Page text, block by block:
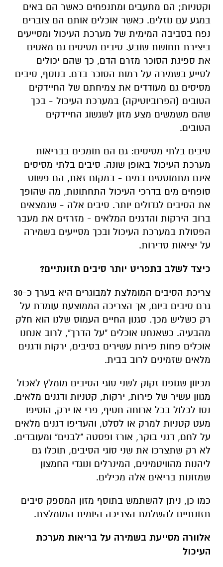
וקטניות; הם מתעבים ומתנפחים כאשר הם באים
במגע עם נוזלים. כאשר אוכלים אותם הם צוברים
נפח בסביבה המימית של מערכת העיכול ומסייעים
ביצירת תחושת שובע. סיבים מסיסים גם מאטים
את ספיגת הסוכר מזרם הדם, כך שהם יכולים
לסייע בשמירה על רמות הסוכר בדם. בנוסף, סיבים
מסיסים גם מעודדים את צמיחתם של החיידקים
הטובים (הפרוביוטיקה) במערכת העיכול - בכך
שהם משמשים מצע מזון לשגשוג החיידקים
הטובים.
סיבים בלתי מסיסים: גם הם תומכים בבריאות
מערכת העיכול באופן שונה. סיבים בלתי מסיסים
אינם מתמוססים במים - במקום זאת, הם פשוט
סופחים מים בדרכי העיכול התחתונות, מה שהופך
את הסיבים לגדולים יותר. סיבים אלה - שנמצאים
ברוב הירקות והדגנים המלאים - מזרזים את מעבר
הפסולת במערכת העיכול ובכך מסייעים בשמירה
על יציאות סדירות.
כיצד לשלב בתפריט יותר סיבים תזונתיים?
צריכת הסיבים המומלצת למבוגרים היא בערך כ-30
גרם סיבים ביום, אך הצריכה הממוצעת עומדת על
רק כשליש מכך. סגנון החיים העמוס שלנו הוא חלק
מהבעיה. כשאנחנו אוכלים "על הדרך", לרוב אנחנו
אוכלים פחות פירות עשירים בסיבים, ירקות ודגנים
מלאים שזמינים לרוב בבית.
מכיוון שגופנו זקוק לשני סוגי הסיבים מומלץ לאכול
מגוון עשיר של פירות, ירקות, קטניות ודגנים מלאים.
נסו לכלול בכל ארוחה חטיף, פרי או ירק, הוסיפו
מעט קטניות למרק או לסלט, והעדיפו דגנים מלאים
על לחם, דגני בוקר, אורז ופסטה "לבנים" ומעובדים.
לא רק שתצרכו את שני סוגי הסיבים, תוכלו גם
ליהנות מהוויטמינים, המינרלים ונוגדי החמצון
שמזונות בריאים אלה מכילים.
כמו כן, ניתן להשתמש בתוסף מזון המספק סיבים
תזונתיים להשלמת הצריכה היומית המומלצת.
אלוורה מסייעת בשמירה על בריאות מערכת
העיכול